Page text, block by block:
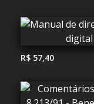
R$ 57,40